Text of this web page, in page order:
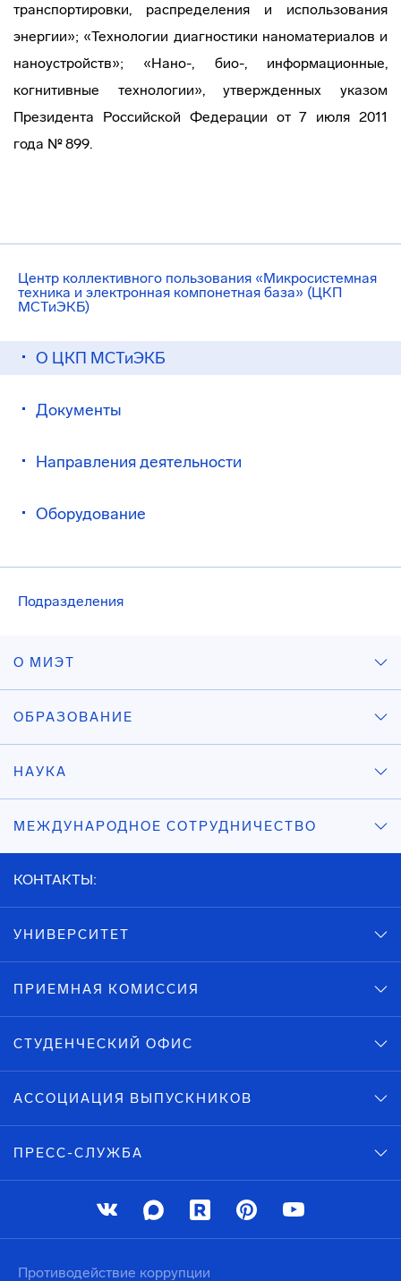
Центр коллективного пользования «Микросистемная
техника и электронная компонетная база» (ЦКП
МСТиЭКБ)
О ЦКП МСТиЭКБ
Документы
Направления деятельности
Оборудование
Подразделения
транспортировки, распределения и использования
энергии»; «Технологии диагностики наноматериалов и
наноустройств»; «Нано-, био-, информационные,
когнитивные технологии», утвержденных указом
Президента Российской Федерации от 7 июля 2011
года № 899.
О МИЭТ
ОБРАЗОВАНИЕ
НАУКА
МЕЖДУНАРОДНОЕ СОТРУДНИЧЕСТВО
КОНТАКТЫ:
УНИВЕРСИТЕТ
ПРИЕМНАЯ КОМИССИЯ
СТУДЕНЧЕСКИЙ ОФИС
АССОЦИАЦИЯ ВЫПУСКНИКОВ
ПРЕСС-СЛУЖБА
Противодействие коррупции